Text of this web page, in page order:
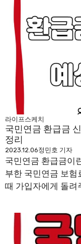
라이프스케치
국민연금 환급금
정리
2023.12.06정민호 기자
국민연금 환급금이
부한 국민연금 보험
때 가입자에게 돌려